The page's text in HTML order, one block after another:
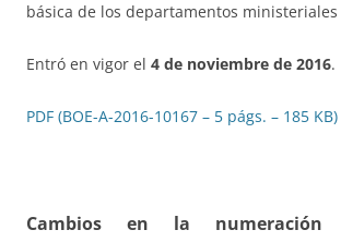
básica de los departamentos ministeriales
Entró en vigor el 4 de noviembre de 2016.
PDF (BOE-A-2016-10167 – 5 págs. – 185 KB)
Cambios en la numeración